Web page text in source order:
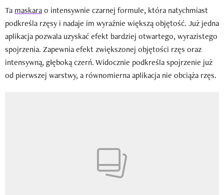
Ta maskarao intensywnie czarnej formule, która natychmiast
podkreśla rzęsy i nadaje im wyraźnie większą objętość. Już jedna
aplikacja pozwala uzyskać efekt bardziej otwartego, wyrazistego
spojrzenia. Zapewnia efekt zwiększonej objętości rzęs oraz
intensywną, głęboką czerń. Widocznie podkreśla spojrzenie już
od pierwszej warstwy, a równomierna aplikacja nie obciąża rzęs.